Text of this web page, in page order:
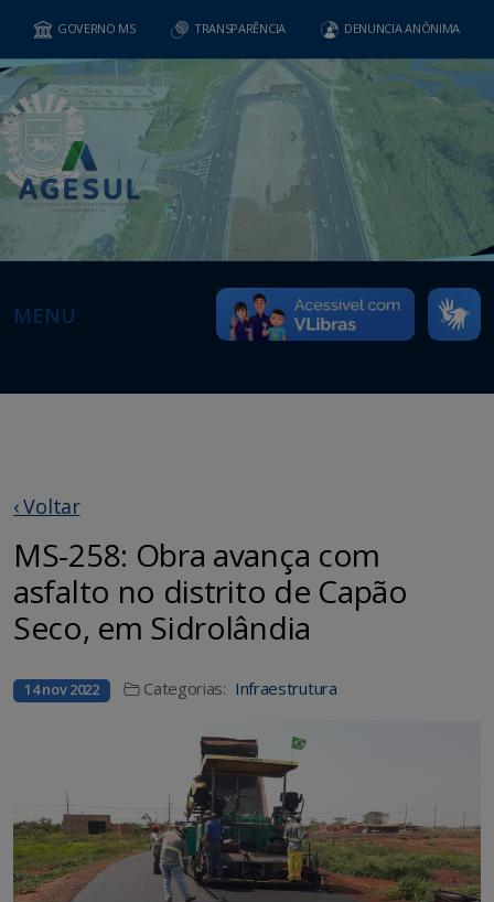
GOVERNO MS TRANSPARÊNCIA DENUNCIA ANÔNIMA
MENU
‹ Voltar
MS-258: Obra avança com
asfalto no distrito de Capão
Seco, em Sidrolândia
14 nov 2022 Categorias: Infraestrutura